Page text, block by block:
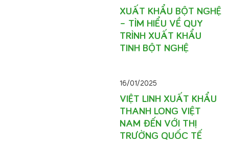
XUẤT KHẨU BỘT NGHỆ
– TÌM HIỂU VỀ QUY
TRÌNH XUẤT KHẨU
TINH BỘT NGHỆ
16/01/2025
VIỆT LINH XUẤT KHẨU
THANH LONG VIỆT
NAM ĐẾN VỚI THỊ
TRƯỜNG QUỐC TẾ